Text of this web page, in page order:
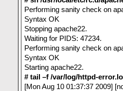
Performing sanity check on
Syntax OK
Stopping apache22.
Waiting for PIDS: 47234.
Performing sanity check on
Syntax OK
Starting apache22.
# tail –f /var/log/httpd-
[Mon Aug 10 01:37:37 2009]